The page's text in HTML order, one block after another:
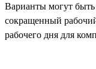
Варианты могут быть
сокращенный
рабочего дня для